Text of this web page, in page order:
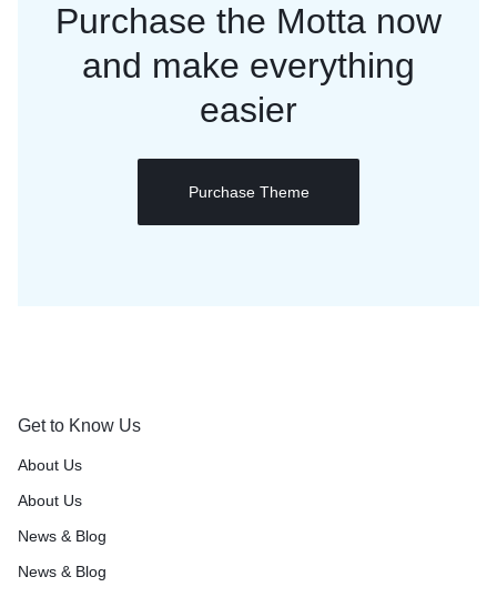
Purchase the Motta now
and make everything
easier
Purchase Theme
Get to Know Us
About Us
About Us
News & Blog
News & Blog